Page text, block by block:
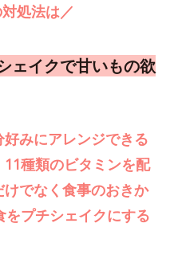
処法は／
ェイクで甘いもの欲
みにアレンジできる
種類のビタミンを配
でなく食事のおきか
をプチシェイクにする